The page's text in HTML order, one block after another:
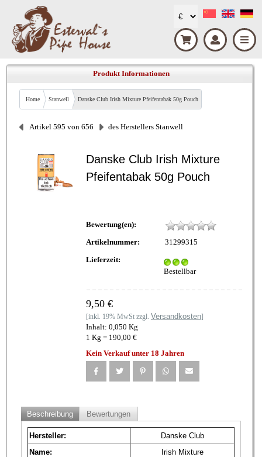
Produkt Informationen
Home Stanwell Danske Club Irish Mixture Pfeifentabak 50g Pouch
Artikel 595 von 656 des Herstellers Stanwell
Danske Club Irish Mixture
Pfeifentabak 50g Pouch
Bewertung(en):
Artikelnummer:
31299315
Lieferzeit:
Bestellbar
9,50 €
[inkl. 19% MwSt zzgl. Versandkosten]
Inhalt: 0,050 Kg
1 Kg = 190,00 €
Kein Verkauf unter 18 Jahren
Beschreibung Bewertungen
Hersteller:
Danske Club
Name:
Irish Mixture